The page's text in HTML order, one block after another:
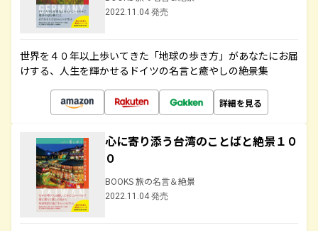
2022.11.04 発売
世界を４０年以上歩いてきた「地球の歩き方」があなたにお届
けする、人生を輝かせるドイツの名言と癒やしの絶景集
詳細を見る
心に寄り添う台湾のことばと絶景１０
０
BOOKS 旅の名言＆絶景
2022.11.04 発売